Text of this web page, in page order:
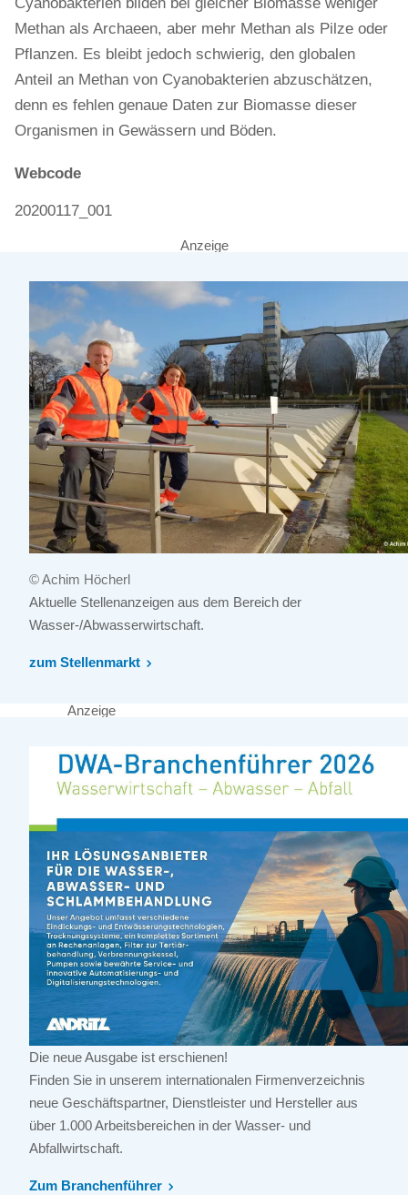
Methan als Archaeen, aber mehr Methan als Pilze oder
Pflanzen. Es bleibt jedoch schwierig, den globalen
Anteil an Methan von Cyanobakterien abzuschätzen,
denn es fehlen genaue Daten zur Biomasse dieser
Organismen in Gewässern und Böden.
Webcode
20200117_001
Anzeige
© Achim Höcherl
Aktuelle Stellenanzeigen aus dem Bereich der
Wasser-/Abwasserwirtschaft.
zum Stellenmarkt
Anzeige
Die neue Ausgabe ist erschienen!
Finden Sie in unserem internationalen Firmenverzeichnis
neue Geschäftspartner, Dienstleister und Hersteller aus
über 1.000 Arbeitsbereichen in der Wasser- und
Abfallwirtschaft.
Zum Branchenführer